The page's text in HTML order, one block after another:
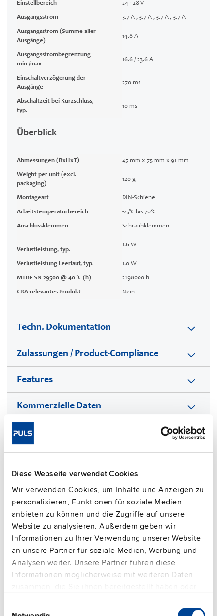
Diese Webseite verwendet Cookies
Wir verwenden Cookies, um Inhalte und Anzeigen zu
personalisieren, Funktionen für soziale Medien
anbieten zu können und die Zugriffe auf unsere
Website zu analysieren. Außerdem geben wir
Informationen zu Ihrer Verwendung unserer Website
an unsere Partner für soziale Medien, Werbung und
Analysen weiter. Unsere Partner führen diese
Informationen möglicherweise mit weiteren Daten
gesammelt haben.
Einstellbereich 24 - 28 V
Ausgangsstrom 3.7 A , 3.7 A , 3.7 A , 3.7 A
Ausgangsstrom (Summe aller
Ausgänge)
14.8 A
Ausgangsstrombegrenzung
min./max.
16.6 / 23.6 A
Einschaltverzögerung der
Ausgänge
270 ms
Abschaltzeit bei Kurzschluss,
typ.
10 ms
Überblick
Abmessungen (BxHxT) 45 mm x 75 mm x 91 mm
Weight per unit (excl.
packaging)
120 g
Montageart DIN-Schiene
Arbeitstemperaturbereich -25°C bis 70°C
Anschlussklemmen Schraubklemmen
Verlustleistung, typ.
1.6 W
Verlustleistung Leerlauf, typ. 1.0 W
MTBF SN 29500 @ 40 °C (h) 2198000 h
CRA-relevantes Produkt Nein
Techn. Dokumentation
Zulassungen / Product-Compliance
Features
Kommerzielle Daten
FAQs
This video is hosted by external service. By continuing,
you agree to the external service's privacy policy.
See privacy policy for details
Ergänzungsgeräte